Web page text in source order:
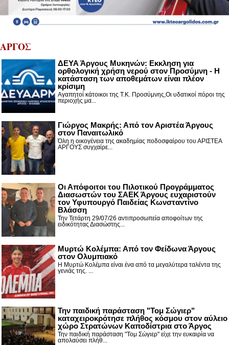
ΑΡΓΟΣ
ΔΕΥΑ Άργους Μυκηνών: Εκκληση για
ορθολογική χρήση νερού στον Προσύμνη - Η
κατάσταση των αποθεμάτων είναι πλέον
κρίσιμη
Αγαπητοί κάτοικοι της Τ.Κ. Προσύμνης,Οι υδατικοί πόροι της
περιοχής μα...
Γιώργος Μακρής: Από τον Αριστέα Άργους
στον Παναιτωλικό
Όλη η οικογένεια της ακαδημίας ποδοσφαίρου του ΑΡΙΣΤΕΑ
ΑΡΓΟΥΣ συγχαίρε...
Οι Απόφοιτοι του Πιλοτικού Προγράμματος
Διασωστών του ΣΑΕΚ Άργους ευχαριστούν
τον Υφυπουργό Παιδείας Κωνσταντίνο
Βλάσση
Την Τετάρτη 29/07/26 αντιπροσωπεία αποφοίτων της
ειδικότητας Διασώστης...
Μυρτώ Κολέμπα: Από τον Φείδωνα Άργους
στον Ολυμπιακό
Η Μυρτώ Κολέμπα είναι ένα από τα μεγαλύτερα ταλέντα της
γενιάς της. ...
Την παιδική παράσταση "Τομ Σώγιερ"
καταχειροκρότησε πλήθος κόσμου στον αύλειο
χώρο Στρατώνων Καποδίστρια στο Άργος
Την παιδική παράσταση "Τομ Σώγιερ" είχε την ευκαιρία να
απολαύσει πλήθ...